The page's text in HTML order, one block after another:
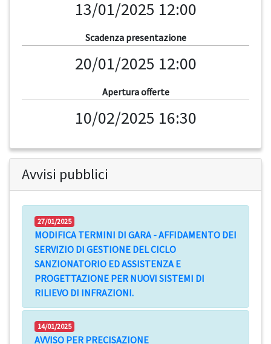
13/01/2025 12:00
Scadenza presentazione
20/01/2025 12:00
Apertura offerte
10/02/2025 16:30
Avvisi pubblici
27/01/2025
MODIFICA TERMINI DI GARA - AFFIDAMENTO DEI
SERVIZIO DI GESTIONE DEL CICLO
SANZIONATORIO ED ASSISTENZA E
PROGETTAZIONE PER NUOVI SISTEMI DI
RILIEVO DI INFRAZIONI.
14/01/2025
AVVISO PER PRECISAZIONE